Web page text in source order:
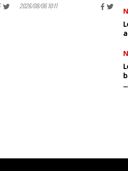
2026/08/06 10:11
...